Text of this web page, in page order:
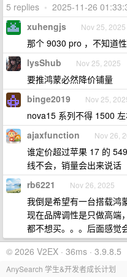
5 replies • 2025-11-26
xuhengjs Nov 25, 2025
那个 9030 pro ，不知道
lysShub Nov 25, 2025
要推鸿蒙必然降价铺量
binge2019 Nov 25,
nova15 系列不得 1500
ajaxfunction Nov 26,
谁定价超过苹果 17 的
线不会，销量会出来说话
rb6221 Nov 26, 2025
我倒是希望有一台搭载鸿
现在品牌调性是只做高端
都不想买。。。后面感觉
© 2026 V2EX · 36ms · 3.9.8.5
AnySearch 学生&开发者成长计划